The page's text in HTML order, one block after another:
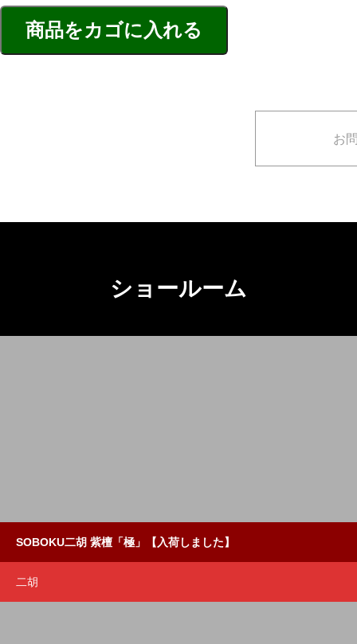
お
ショールーム
SOBOKU二胡 紫檀「極」【入荷しました】
二胡